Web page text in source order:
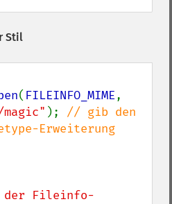
Stil
( FILEINFO_MIME
); // gib den
Erweiterung
der Fileinfo-